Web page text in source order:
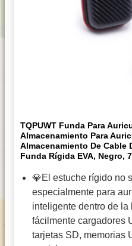
TQPUWT Funda Para
Almacenamiento Para
Almacenamiento De Cable
Funda Rígida EVA, Negro,
💎El estuche rígido no
especialmente para
inteligente dentro de
fácilmente cargadores
tarjetas SD, memorias